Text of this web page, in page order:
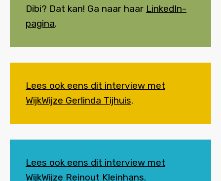
Dibi? Dat kan! Ga naar haar LinkedIn-
pagina.
Lees ook eens dit interview met
WijkWijze Gerlinda Tijhuis.
Lees ook eens dit interview met
WijkWijze Reinout Kleinhans.